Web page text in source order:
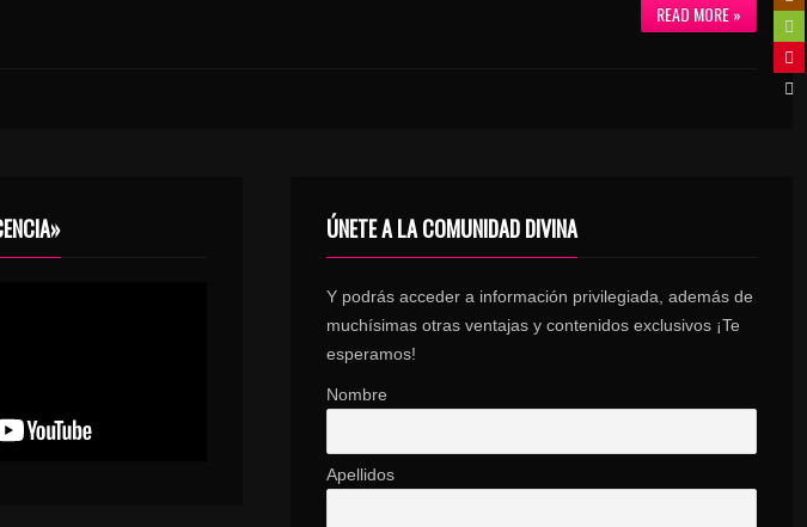
READ MORE »
ÚNETE A LA COMUNIDAD DIVINA
Y podrás acceder a información privilegiada, además de
muchísimas otras ventajas y contenidos exclusivos ¡Te
esperamos!
Nombre
Apellidos